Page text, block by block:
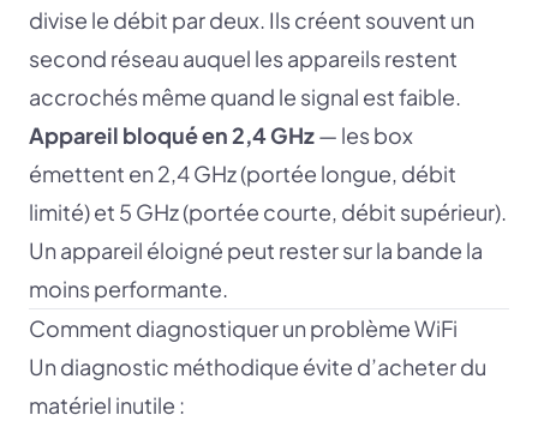
divise le débit par deux. Ils créent souvent un
second réseau auquel les appareils restent
accrochés même quand le signal est faible.
Appareil bloqué en 2,4 GHz— les box
émettent en 2,4 GHz (portée longue, débit
limité) et 5 GHz (portée courte, débit supérieur).
Un appareil éloigné peut rester sur la bande la
moins performante.
Comment diagnostiquer un problème WiFi
Un diagnostic méthodique évite d’acheter du
matériel inutile :